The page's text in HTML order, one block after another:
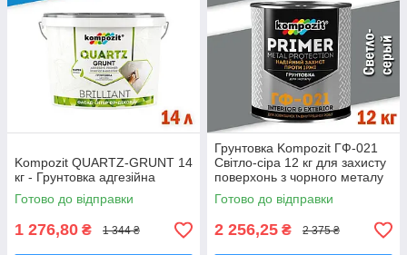
Kompozit QUARTZ-GRUNT 14
кг - Грунтовка адгезійна
Готово до відправки
1 276,80 ₴ 1 344 ₴
Грунтовка Kompozit ГФ-021
Світло-сіра 12 кг для захисту
поверхонь з чорного металу
Готово до відправки
2 256,25 ₴ 2 375 ₴